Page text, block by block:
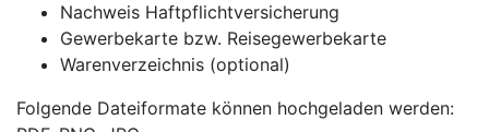
Nachweis Haftpflichtversicherung
Gewerbekarte bzw. Reisegewerbekarte
Warenverzeichnis (optional)
Folgende Dateiformate können hochgeladen werden: